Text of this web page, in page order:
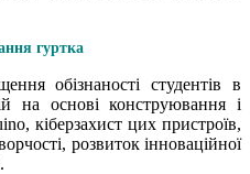
гуртка
обізнаності студентів в
на основі конструювання і
кіберзахист цих пристроїв,
розвиток інноваційної